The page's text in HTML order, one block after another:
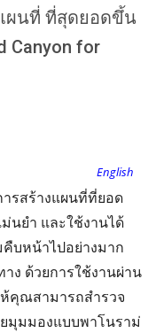
ผนที่ ที่สุดยอดขึ้น
Canyon for
English
รสร้างแผนที่ที่ยอด
นยำ และใช้งานได้
คืบหน้าไปอย่างมาก
ง ด้วยการใช้งานผ่าน
คุณสามารถสำรวจ
มุมมองแบบพาโนราม่